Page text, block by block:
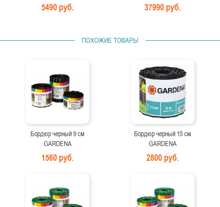
5490 руб. 37990 руб.
ПОХОЖИЕ ТОВАРЫ
Бордюр черный 9 см
GARDENA
1560 руб.
Бордюр черный 15 см
GARDENA
2800 руб.